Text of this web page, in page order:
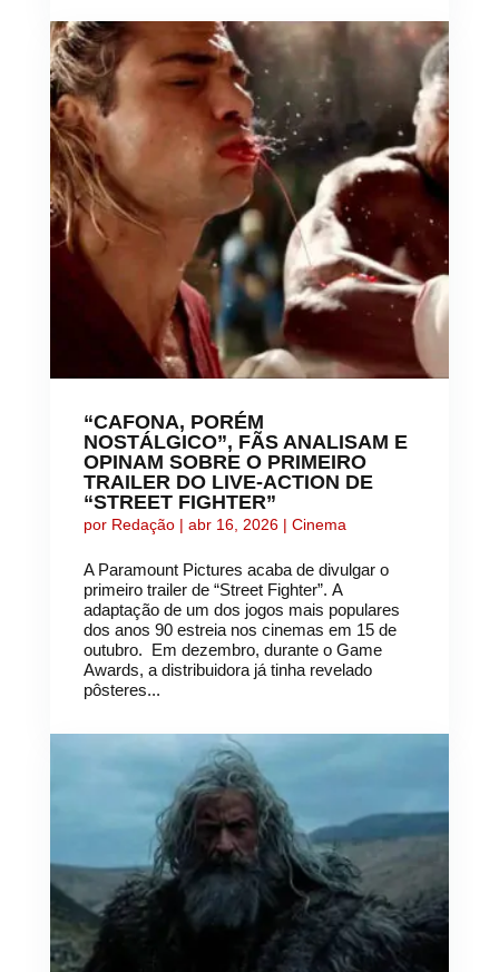
“CAFONA, PORÉM
NOSTÁLGICO”, FÃS ANALISAM E
OPINAM SOBRE O PRIMEIRO
TRAILER DO LIVE-ACTION DE
“STREET FIGHTER”
por Redação| abr 16, 2026| Cinema
A Paramount Pictures acaba de divulgar o
primeiro trailer de “Street Fighter”. A
adaptação de um dos jogos mais populares
dos anos 90 estreia nos cinemas em 15 de
outubro. Em dezembro, durante o Game
Awards, a distribuidora já tinha revelado
pôsteres...